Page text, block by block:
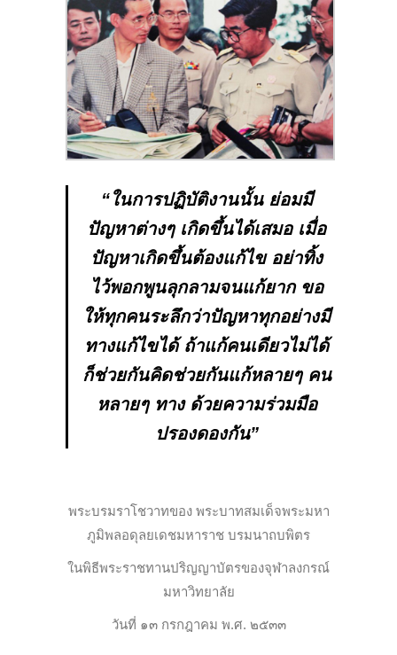
“ในการปฏิบัติงานนั้น ย่อมมี
ปัญหาต่างๆ เกิดขึ้นได้เสมอ เมื่อ
ปัญหาเกิดขึ้นต้องแก้ไข อย่าทิ้ง
ไว้พอกพูนลุกลามจนแก้ยาก ขอ
ให้ทุกคนระลึกว่าปัญหาทุกอย่างมี
ทางแก้ไขได้ ถ้าแก้คนเดียวไม่ได้
ก็ช่วยกันคิดช่วยกันแก้หลายๆ คน
หลายๆ ทาง ด้วยความร่วมมือ
ปรองดองกัน”
พระบรมราโชวาทของ พระบาทสมเด็จพระมหา
ภูมิพลอดุลยเดชมหาราช บรมนาถบพิตร
ในพิธีพระราชทานปริญญาบัตรของจุฬาลงกรณ์
มหาวิทยาลัย
วันที่ ๑๓ กรกฎาคม พ.ศ. ๒๕๓๓